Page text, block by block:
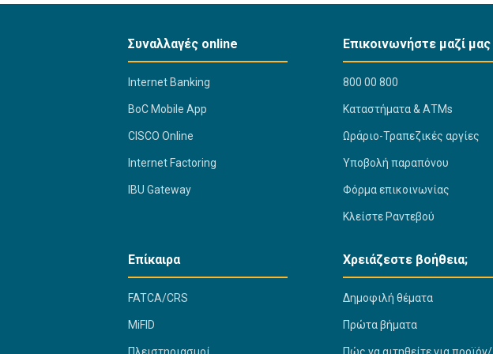
Συναλλαγές online
Internet Banking
BoC Mobile App
CISCO Online
Internet Factoring
IBU Gateway
Επικοινωνήστε μαζί μας
800 00 800
Kαταστήματα & ΑΤΜs
Ωράριο-Τραπεζικές αργίες
Υποβολή παραπόνου
Φόρμα επικοινωνίας
Κλείστε Ραντεβού
Επίκαιρα
FATCA/CRS
MiFID
Χρειάζεστε βοήθεια;
Δημοφιλή θέματα
Πρώτα βήματα